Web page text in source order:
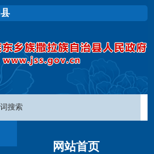
网站首页